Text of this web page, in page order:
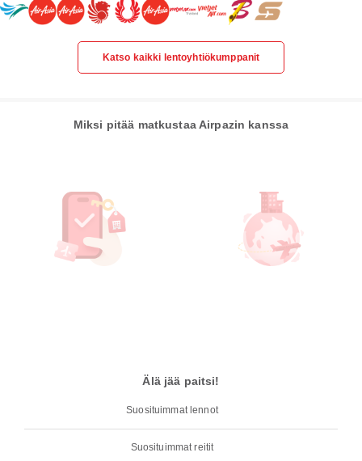
Katso kaikki lentoyhtiökumppanit
Miksi pitää matkustaa Airpazin kanssa
Älä jää paitsi!
Suosituimmat lennot
Suosituimmat reitit